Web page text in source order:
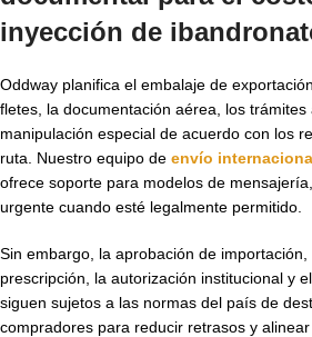
inyección de
Oddway planifica el embalaje de
fletes, la documentación aérea, los
manipulación especial de acuerdo con los
ruta. Nuestro equipo de envío
ofrece soporte para modelos de
urgente cuando esté legalmente permitido.
Sin embargo, la aprobación de
prescripción, la autorización institucional y
siguen sujetos a las normas del país de
compradores para reducir retrasos y